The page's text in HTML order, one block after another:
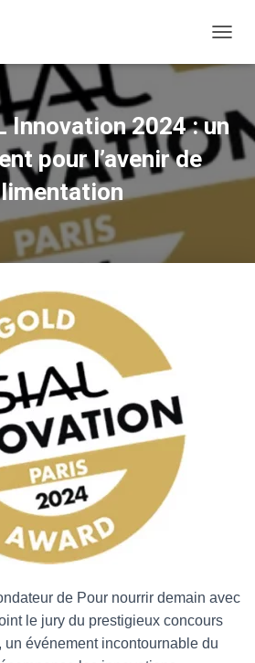
Innovation 2024 : un
pour l’avenir de
de Pour nourrir demain avec
le jury du prestigieux concours
un événement incontournable du